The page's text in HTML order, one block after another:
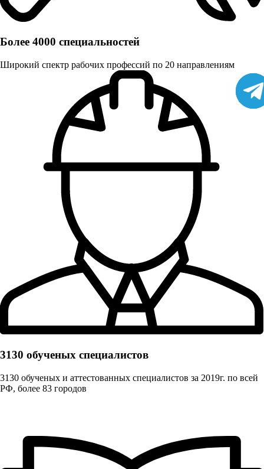
Более 4000 специальностей
Широкий спектр рабочих профессий по 20 направлениям
3130 обученых cпециалистов
3130 обученых и аттестованных специалистов за 2019г. по всей
РФ, более 83 городов